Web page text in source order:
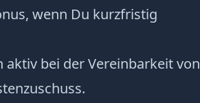
wenn Du kurzfristig
bei der Vereinbarkeit von